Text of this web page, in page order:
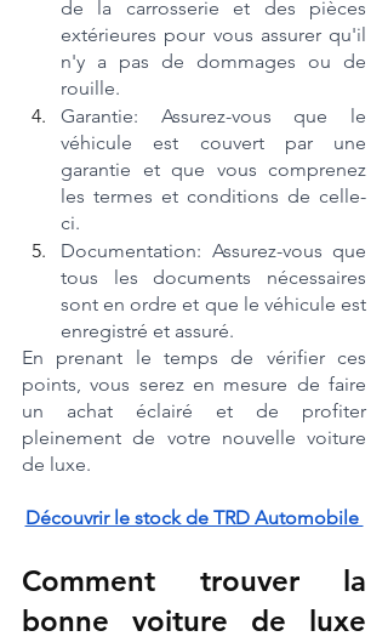
de la carrosserie et des pièces
extérieures pour vous assurer qu'il
n'y a pas de dommages ou de
rouille.
Garantie: Assurez-vous que le
véhicule est couvert par une
garantie et que vous comprenez
les termes et conditions de celle-
ci.
Documentation: Assurez-vous que
tous les documents nécessaires
sont en ordre et que le véhicule est
enregistré et assuré.
En prenant le temps de vérifier ces
points, vous serez en mesure de faire
un achat éclairé et de profiter
pleinement de votre nouvelle voiture
de luxe.
Découvrir le stock de TRD Automobile
Comment trouver la
bonne voiture de luxe